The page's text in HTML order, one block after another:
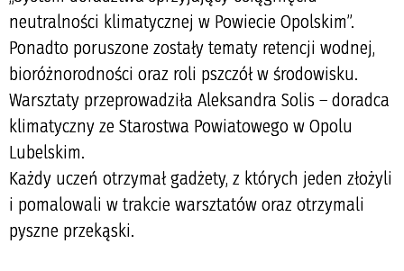
neutralności klimatycznej w Powiecie Opolskim”.
Ponadto poruszone zostały tematy retencji wodnej,
bioróżnorodności oraz roli pszczół w środowisku.
Warsztaty przeprowadziła Aleksandra Solis – doradca
klimatyczny ze Starostwa Powiatowego w Opolu
Lubelskim.
Każdy uczeń otrzymał gadżety, z których jeden złożyli
i pomalowali w trakcie warsztatów oraz otrzymali
pyszne przekąski.